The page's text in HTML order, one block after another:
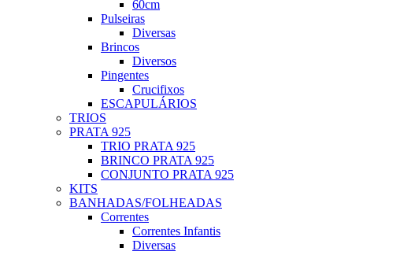
60cm
Pulseiras
Diversas
Brincos
Diversos
Pingentes
Crucifixos
ESCAPULÁRIOS
TRIOS
PRATA 925
TRIO PRATA 925
BRINCO PRATA 925
CONJUNTO PRATA 925
KITS
BANHADAS/FOLHEADAS
Correntes
Correntes Infantis
Diversas